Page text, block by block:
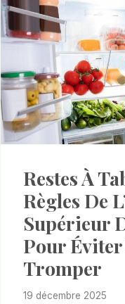
Restes À
Règles De
Supérieur
Pour Éviter
Tromper
19 décembre 2025